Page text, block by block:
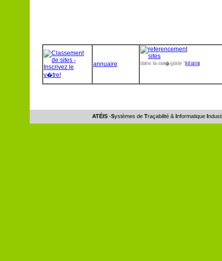
annuairesite inscrit dans la cat�gorie "informatique
ATÉIS-Systèmes de Traçabilité & Informatique I